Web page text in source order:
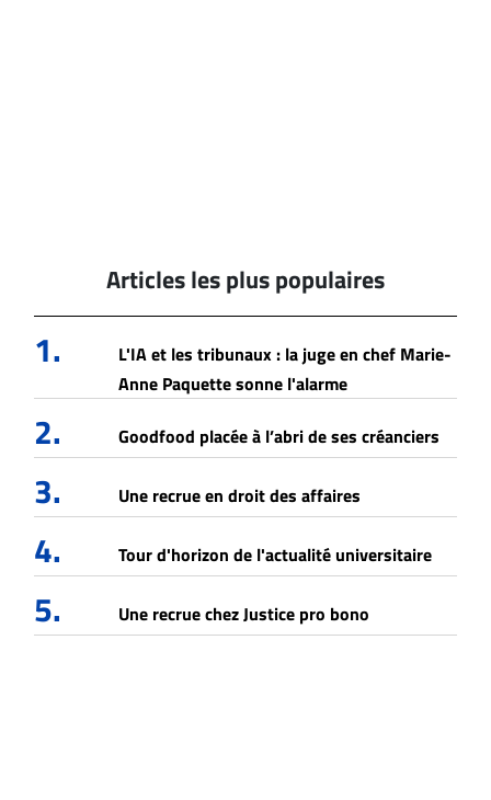
Articles les plus populaires
1.
L'IA et les tribunaux : la juge en chef Marie-
Anne Paquette sonne l'alarme
2. Goodfood placée à l’abri de ses créanciers
3. Une recrue en droit des affaires
4. Tour d'horizon de l'actualité universitaire
5. Une recrue chez Justice pro bono